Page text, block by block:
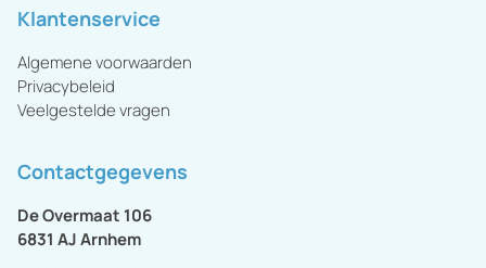
Klantenservice
Algemene voorwaarden
Privacybeleid
Veelgestelde vragen
Contactgegevens
De Overmaat 106
6831 AJArnhem